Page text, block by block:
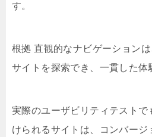
す。
根拠 直観的なナビゲーション
サイトを探索でき、一貫した体
実際のユーザビリティテストで
けられるサイトは、コンバージ